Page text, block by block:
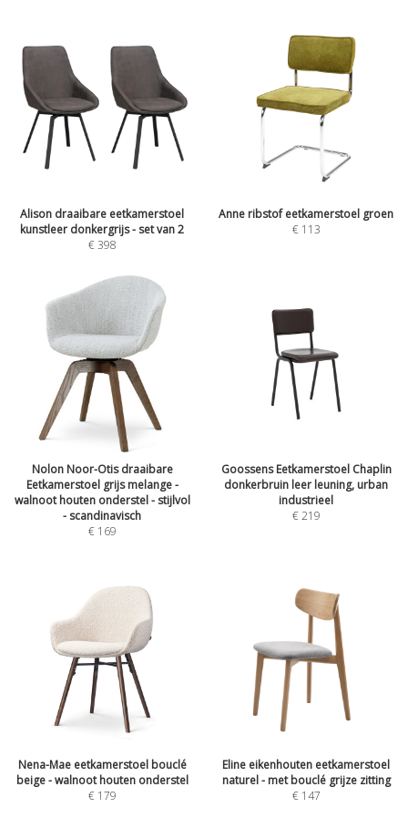
Alison draaibare eetkamerstoel
kunstleer donkergrijs - set van 2
€398
Anne ribstof eetkamerstoel groen
€ 113
Nolon Noor-Otis draaibare
Eetkamerstoel grijs melange -
walnoot houten onderstel - stijlvol
- scandinavisch
€ 169
Goossens Eetkamerstoel Chaplin
donkerbruin leer leuning, urban
industrieel
€219
Nena-Mae eetkamerstoel bouclé
beige - walnoot houten onderstel
€ 179
Eline eikenhouten eetkamerstoel
naturel - met bouclé grijze zitting
€ 147